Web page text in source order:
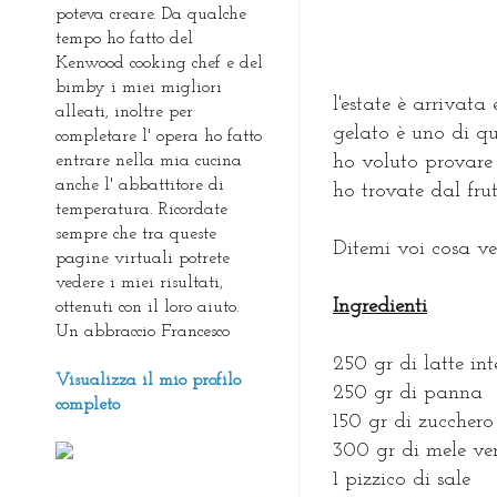
l'estate è arrivata
gelato è uno di
ho voluto provare
ho trovate dal
Ditemi voi cosa
Ingredienti
250 gr di latte
250 gr di panna
150 gr di zucchero
300 gr di mele
1 pizzico di sale
poteva creare. Da qualche
tempo ho fatto del
Kenwood cooking chef e del
bimby i miei migliori
alleati, inoltre per
completare l' opera ho fatto
entrare nella mia cucina
anche l' abbattitore di
temperatura. Ricordate
sempre che tra queste
pagine virtuali potrete
vedere i miei risultati,
ottenuti con il loro aiuto.
Un abbraccio Francesco
Visualizza il mio profilo
completo